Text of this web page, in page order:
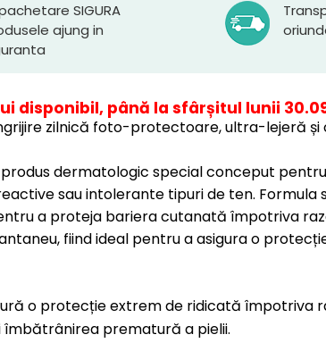
SIGURA
ajung in
disponibil, până la sfârșitul lunii
zilnică foto-protectoare, ultra-lejeră
dermatologic special conceput
sau intolerante tipuri de ten.
a proteja bariera cutanată împotriva
fiind ideal pentru a asigura o
o protecție extrem de ridicată împotriva
prematură a pielii.